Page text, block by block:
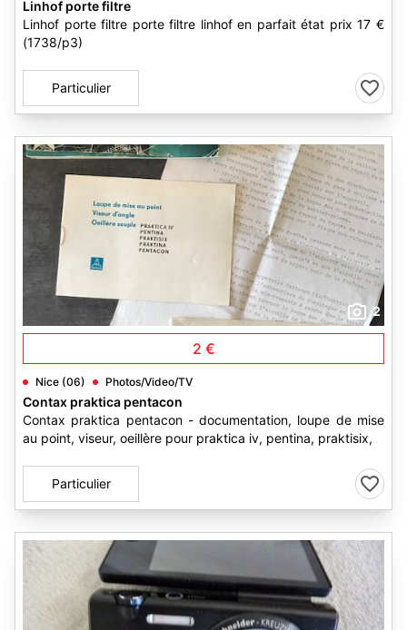
Linhof porte filtre
Linhof porte filtre porte filtre linhof en parfait état prix 17 €
(1738/p3)
Particulier
2
2 €
Nice (06) Photos/Video/TV
Contax praktica pentacon
Contax praktica pentacon - documentation, loupe de mise
au point, viseur, oeillère pour praktica iv, pentina, praktisix,
Particulier